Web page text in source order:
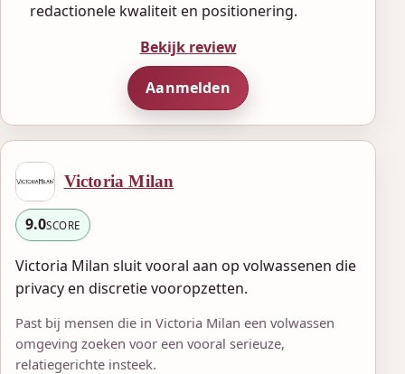
redactionele kwaliteit en positionering.
Bekijk review
Aanmelden
Victoria Milan
9.0SCORE
Victoria Milan sluit vooral aan op volwassenen die
privacy en discretie vooropzetten.
Past bij mensen die in Victoria Milan een volwassen
omgeving zoeken voor een vooral serieuze,
relatiegerichte insteek.